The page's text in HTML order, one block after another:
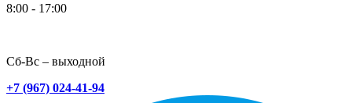
8:00 - 17:00
Сб-Вс – выходной
+7 (967) 024-41-94